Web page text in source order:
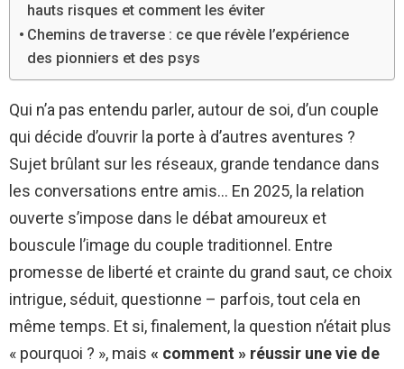
hauts risques et comment les éviter
Chemins de traverse : ce que révèle l’expérience
des pionniers et des psys
Qui n’a pas entendu parler, autour de soi, d’un couple
qui décide d’ouvrir la porte à d’autres aventures ?
Sujet brûlant sur les réseaux, grande tendance dans
les conversations entre amis… En 2025, la relation
ouverte s’impose dans le débat amoureux et
bouscule l’image du couple traditionnel. Entre
promesse de liberté et crainte du grand saut, ce choix
intrigue, séduit, questionne – parfois, tout cela en
même temps. Et si, finalement, la question n’était plus
« pourquoi ? », mais « comment » réussir une vie de